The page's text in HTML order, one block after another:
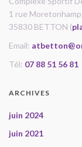
1 rue
35830 BETTON (
Email:
Tél: 07 88 51 56 81
ARCHIVES
juin 2024
juin 2021